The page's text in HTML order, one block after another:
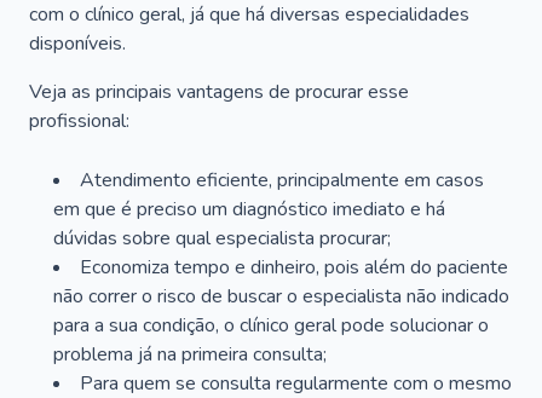
com o clínico geral, já que há diversas especialidades
disponíveis.
Veja as principais vantagens de procurar esse
profissional:
Atendimento eficiente, principalmente em casos
em que é preciso um diagnóstico imediato e há
dúvidas sobre qual especialista procurar;
Economiza tempo e dinheiro, pois além do paciente
não correr o risco de buscar o especialista não indicado
para a sua condição, o clínico geral pode solucionar o
problema já na primeira consulta;
Para quem se consulta regularmente com o mesmo